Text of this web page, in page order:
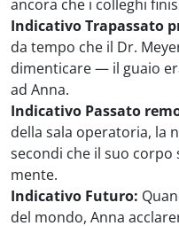
ancora che i colleghi
Indicativo Trapassato
da tempo che il Dr.
dimenticare — il guaio
ad Anna.
Indicativo Passato
della sala operatoria, la
secondi che il suo corpo
mente.
Indicativo Futuro:
del mondo, Anna